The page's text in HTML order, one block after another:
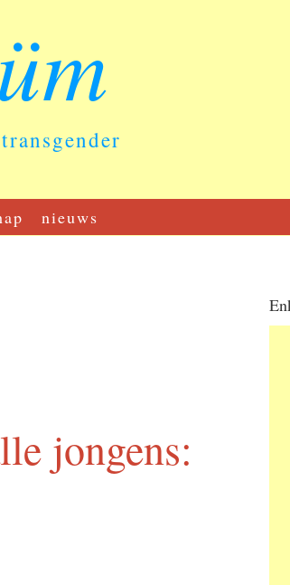
nieuws
jongens: